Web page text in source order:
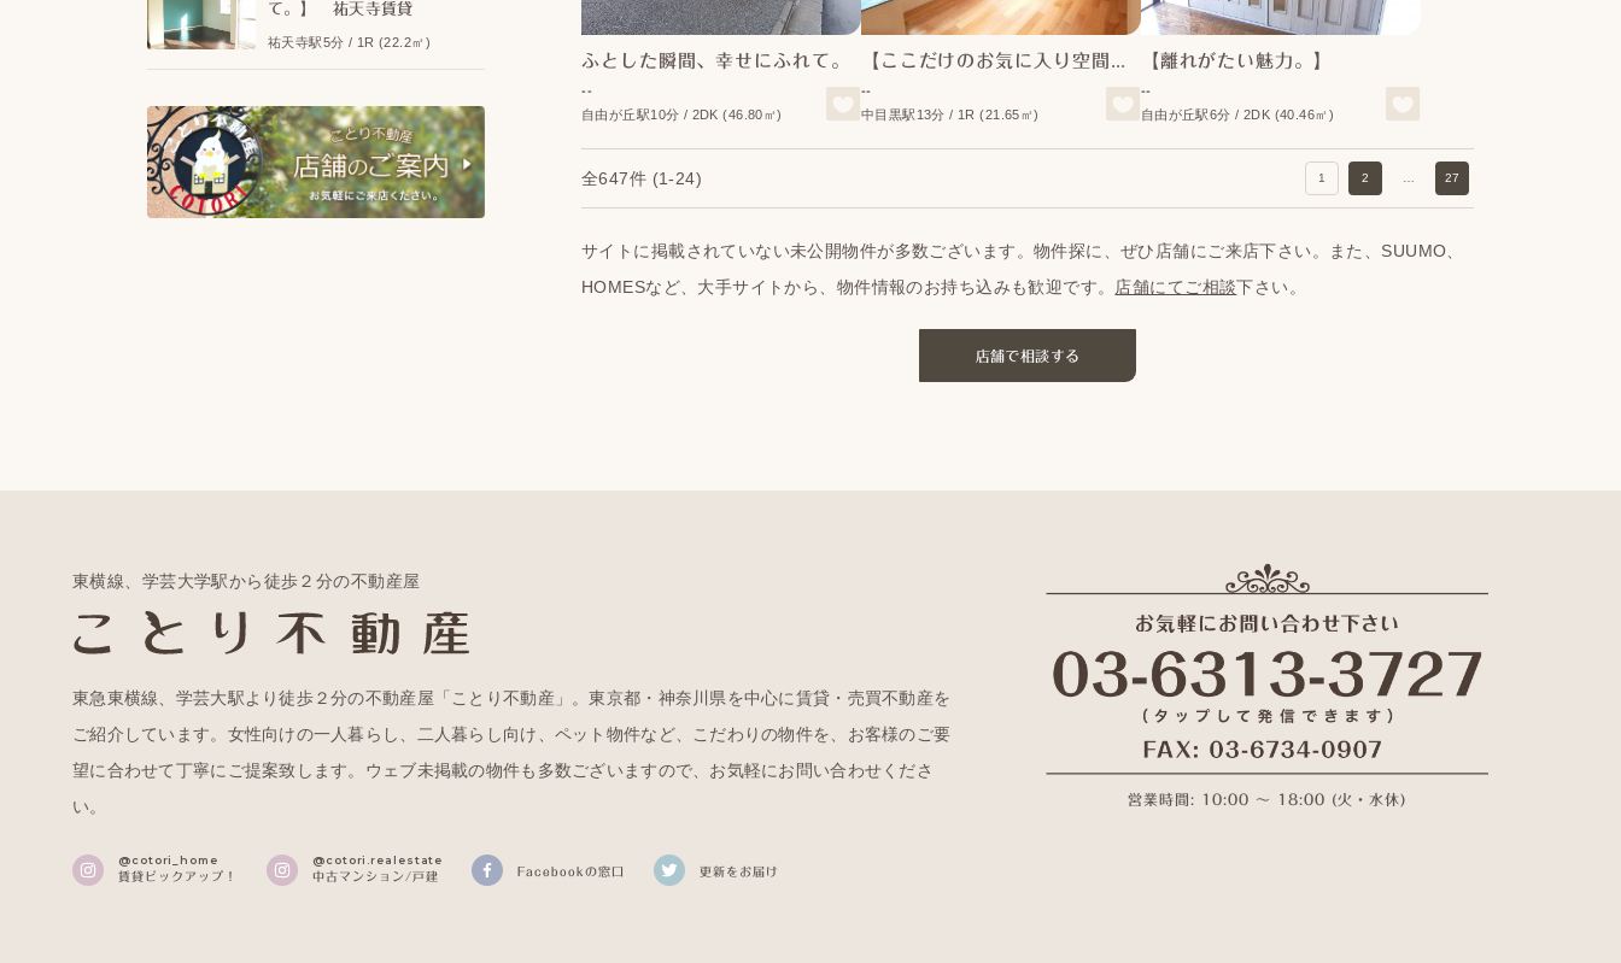
ふとした瞬間、幸せにふれて。
--
自由が丘駅10分 / 2DK (46.80㎡)
--
中目黒駅13分 / 1R (21.65㎡)
【離れがたい魅力。】
--
自由が丘駅6分 / 2DK (40.46㎡)
1 2 27
全647件 (1-24)
サイトに掲載されていない未公開物件が多数ございます。物件探に、ぜひ店舗にご来店下さい。また、SUUMO、
HOMESなど、大手サイトから、物件情報のお持ち込みも歓迎です。 店舗にてご相談下さい。
店舗で相談する
て。】 祐天寺賃貸
祐天寺駅5分 / 1R (22.2㎡)
東横線、学芸大学駅から徒歩２分の不動産屋
東急東横線、学芸大駅より徒歩２分の不動産屋「ことり不動産」。東京都・神奈川県を中心に賃貸・売買不動産を
ご紹介しています。女性向けの一人暮らし、二人暮らし向け、ペット物件など、こだわりの物件を、お客様のご要
望に合わせて丁寧にご提案致します。ウェブ未掲載の物件も多数ございますので、お気軽にお問い合わせくださ
い。
@cotori_home
賃貸ピックアップ！
@cotori.realestate
中古マンション/戸建 Facebookの窓口 更新をお届け
営業時間: 10:00 〜 18:00 (火・水休)